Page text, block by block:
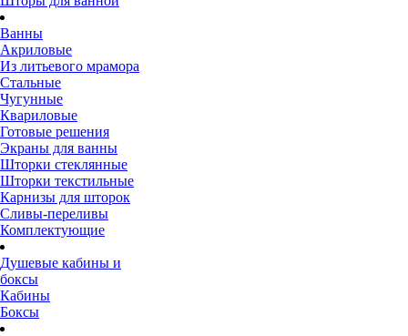
Ванны
Акриловые
Из литьевого мрамора
Стальные
Чугунные
Квариловые
Готовые решения
Экраны для ванны
Шторки стеклянные
Шторки текстильные
Карнизы для шторок
Сливы-переливы
Комплектующие
Душевые кабины и
боксы
Кабины
Боксы